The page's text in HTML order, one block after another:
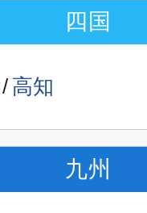
四国
高知
九州